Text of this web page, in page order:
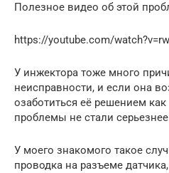
Полезное видео об этой
https://youtube.com/
У инжектора тоже много
неисправности, и если она
озаботиться её решением
проблемы не стали
У моего знакомого такое
проводка на разъеме